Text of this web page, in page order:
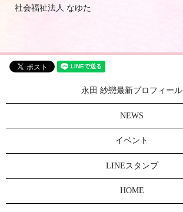
社会福祉法人 なゆた
永田 紗戀最新プロフィール
NEWS
イベント
LINEスタンプ
HOME